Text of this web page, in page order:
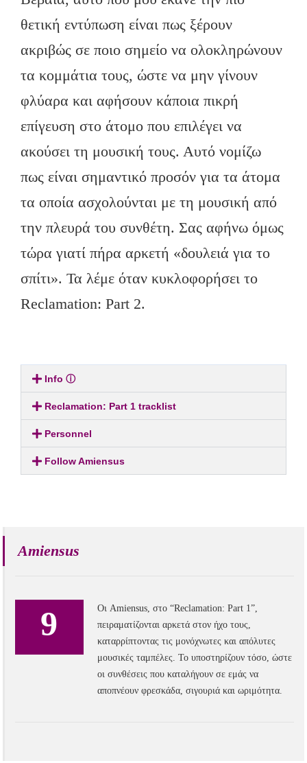
θετική εντύπωση είναι πως ξέρουν
ακριβώς σε ποιο σημείο να ολοκληρώνουν
τα κομμάτια τους, ώστε να μην γίνουν
φλύαρα και αφήσουν κάποια πικρή
επίγευση στο άτομο που επιλέγει να
ακούσει τη μουσική τους. Αυτό νομίζω
πως είναι σημαντικό προσόν για τα άτομα
τα οποία ασχολούνται με τη μουσική από
την πλευρά του συνθέτη. Σας αφήνω όμως
τώρα γιατί πήρα αρκετή «δουλειά για το
σπίτι». Τα λέμε όταν κυκλοφορήσει το
Reclamation: Part 2.
Info ⓘ
Reclamation: Part 1 tracklist
Personnel
Follow Amiensus
Amiensus
9
Οι Amiensus, στο “Reclamation: Part 1”,
πειραματίζονται αρκετά στον ήχο τους,
καταρρίπτοντας τις μονόχνωτες και απόλυτες
μουσικές ταμπέλες. Το υποστηρίζουν τόσο, ώστε
οι συνθέσεις που καταλήγουν σε εμάς να
αποπνέουν φρεσκάδα, σιγουριά και ωριμότητα.